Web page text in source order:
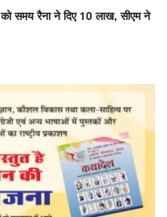
समय रैना ने दिए 10 लाख, सीएम ने